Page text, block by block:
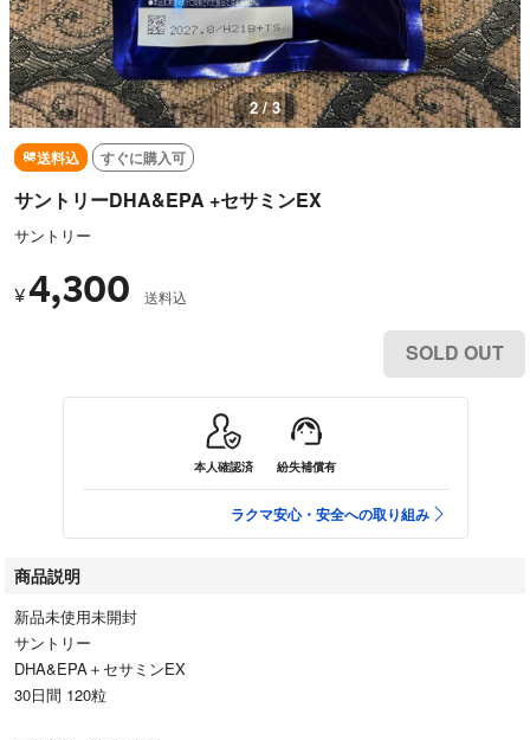
3 / 3
送料込 すぐに購入可
サントリーDHA&EPA +セサミンEX
サントリー
¥4,300 送料込
SOLD OUT
本人確認済 紛失補償有
ラクマ安心・安全への取り組み
商品説明
新品未使用未開封
サントリー
DHA&EPA＋セサミンEX
30日間 120粒